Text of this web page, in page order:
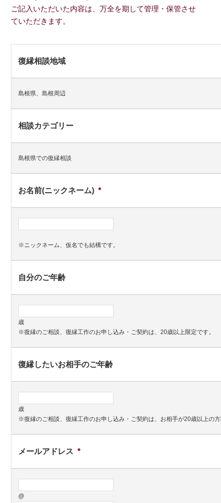
ご記入いただいた内容は、万全を期して管理・保管させ
ていただきます。
復縁相談地域
島根県、島根周辺
相談カテゴリー
島根県での復縁相談
お名前(ニックネーム) *
※ニックネーム、仮名でも結構です。
自分のご年齢
歳
※復縁のご相談、復縁工作のお申し込み・ご契約は、20歳以上限定です。
復縁したいお相手のご年齢
歳
※復縁のご相談、復縁工作のお申し込み・ご契約は、お相手が20歳以上の
メールアドレス *
@